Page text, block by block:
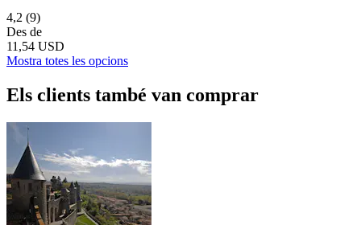
4,2 (9)
Des de
11,54 USD
Mostra totes les opcions
Els clients també van comprar